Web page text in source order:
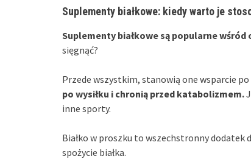
Suplementy białkowe: kiedy warto je
Suplementy białkowe są popularne
sięgnąć?
Przede wszystkim, stanowią one wsparcie
po wysiłku i chronią przed katabolizmem.
inne sporty.
Białko w proszku to wszechstronny
spożycie białka.